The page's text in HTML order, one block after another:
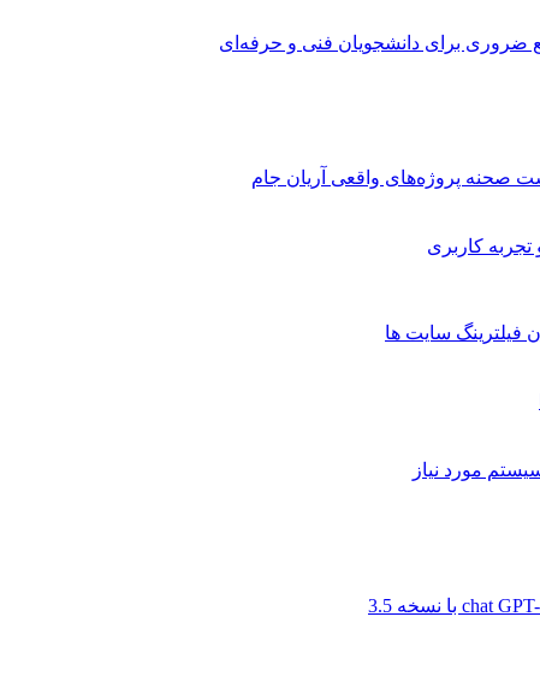
ضروری برای دانشجویان فنی و حرفه‌ای
صحنه پروژه‌های واقعی آریان جام
فیلترینگ سایت ها